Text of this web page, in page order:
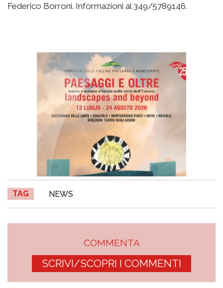
Federico Borroni. Informazioni al 349/5789146.
TAG NEWS
COMMENTA
SCRIVI/SCOPRI I COMMENTI